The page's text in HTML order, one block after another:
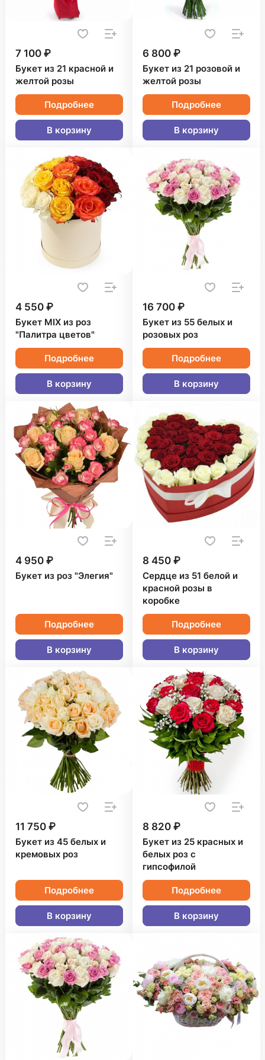
7 100 ₽
Букет из 21 красной и
желтой розы
Подробнее
В корзину
6 800 ₽
Букет из 21 розовой и
желтой розы
Подробнее
В корзину
4 550 ₽
Букет MIX из роз
"Палитра цветов"
Подробнее
В корзину
16 700 ₽
Букет из 55 белых и
розовых роз
Подробнее
В корзину
4 950 ₽
Букет из роз "Элегия"
Подробнее
В корзину
8 450 ₽
Сердце из 51 белой и
красной розы в
коробке
Подробнее
В корзину
11 750 ₽
Букет из 45 белых и
кремовых роз
Подробнее
В корзину
8 820 ₽
Букет из 25 красных и
белых роз с
гипсофилой
Подробнее
В корзину